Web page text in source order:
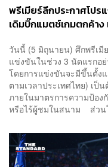
พรีเมียร์ลีกประกาศโปร
เดิมบิ๊กแมตช์เกมตกค้า
วันนี้ (5 มิถุนายน) ศึกพรีเมี
แข่งขันในช่วง 3 นัดแรกอ
โดยการแข่งขันจะมีขึ้นตั้ง
ตามเวลาประเทศไทย) เป็
ภายในมาตรการความป้อ
หรือไร้ผู้ชมในสนาม ส่วน